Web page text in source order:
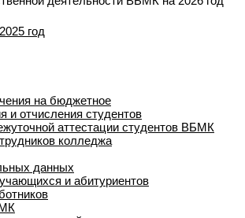
год
на бюджетное
и отчисления студентов
аттестации студентов ВБМК
колледжа
данных
и абитуриентов